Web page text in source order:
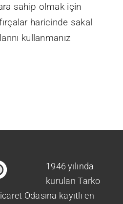
sahip olmak için
haricinde sakal
kullanmanız
1946 yılında
kurulan Tarko
Odasına kayıtlı en